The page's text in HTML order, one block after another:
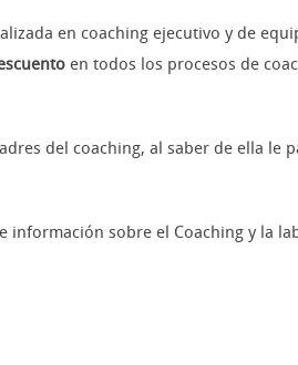
en coaching ejecutivo y de
en todos los procesos de
del coaching, al saber de ella le
sobre el Coaching y la